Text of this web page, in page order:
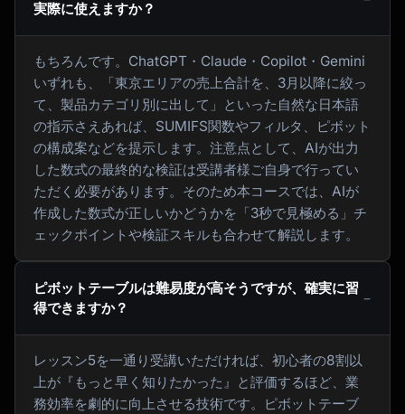
実際に使えますか？
もちろんです。ChatGPT・Claude・Copilot・Gemini
いずれも、「東京エリアの売上合計を、3月以降に絞っ
て、製品カテゴリ別に出して」といった自然な日本語
の指示さえあれば、SUMIFS関数やフィルタ、ピボット
の構成案などを提示します。注意点として、AIが出力
した数式の最終的な検証は受講者様ご自身で行ってい
ただく必要があります。そのため本コースでは、AIが
作成した数式が正しいかどうかを「3秒で見極める」チ
ェックポイントや検証スキルも合わせて解説します。
ピボットテーブルは難易度が高そうですが、確実に習
得できますか？
レッスン5を一通り受講いただければ、初心者の8割以
上が『もっと早く知りたかった』と評価するほど、業
務効率を劇的に向上させる技術です。ピボットテーブ